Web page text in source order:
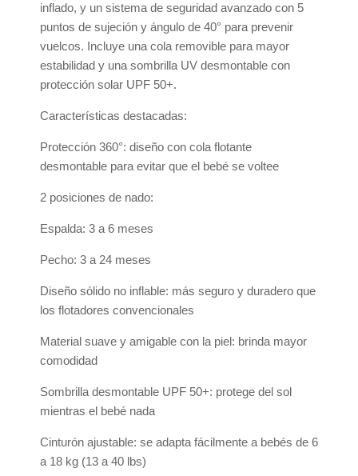
inflado, y un sistema de seguridad avanzado con 5
puntos de sujeción y ángulo de 40° para prevenir
vuelcos. Incluye una cola removible para mayor
estabilidad y una sombrilla UV desmontable con
protección solar UPF 50+.
Características destacadas:
Protección 360°: diseño con cola flotante
desmontable para evitar que el bebé se voltee
2 posiciones de nado:
Espalda: 3 a 6 meses
Pecho: 3 a 24 meses
Diseño sólido no inflable: más seguro y duradero que
los flotadores convencionales
Material suave y amigable con la piel: brinda mayor
comodidad
Sombrilla desmontable UPF 50+: protege del sol
mientras el bebé nada
Cinturón ajustable: se adapta fácilmente a bebés de 6
a 18 kg (13 a 40 lbs)